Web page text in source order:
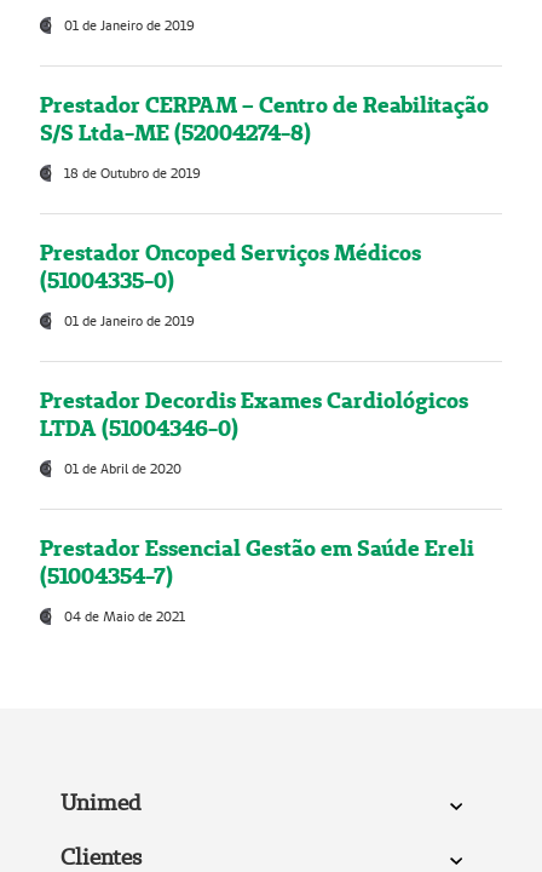
01 de Janeiro de 2019
Prestador CERPAM – Centro de Reabilitação
S/S Ltda-ME (52004274-8)
18 de Outubro de 2019
Prestador Oncoped Serviços Médicos
(51004335-0)
01 de Janeiro de 2019
Prestador Decordis Exames Cardiológicos
LTDA (51004346-0)
01 de Abril de 2020
Prestador Essencial Gestão em Saúde Ereli
(51004354-7)
04 de Maio de 2021
Unimed
Clientes